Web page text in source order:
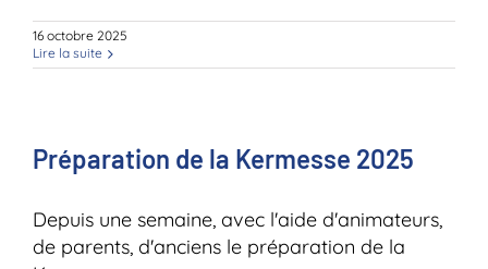
16 octobre 2025
Lire la suite
Préparation de la Kermesse 2025
Depuis une semaine, avec l'aide d'animateurs,
de parents, d'anciens le préparation de la